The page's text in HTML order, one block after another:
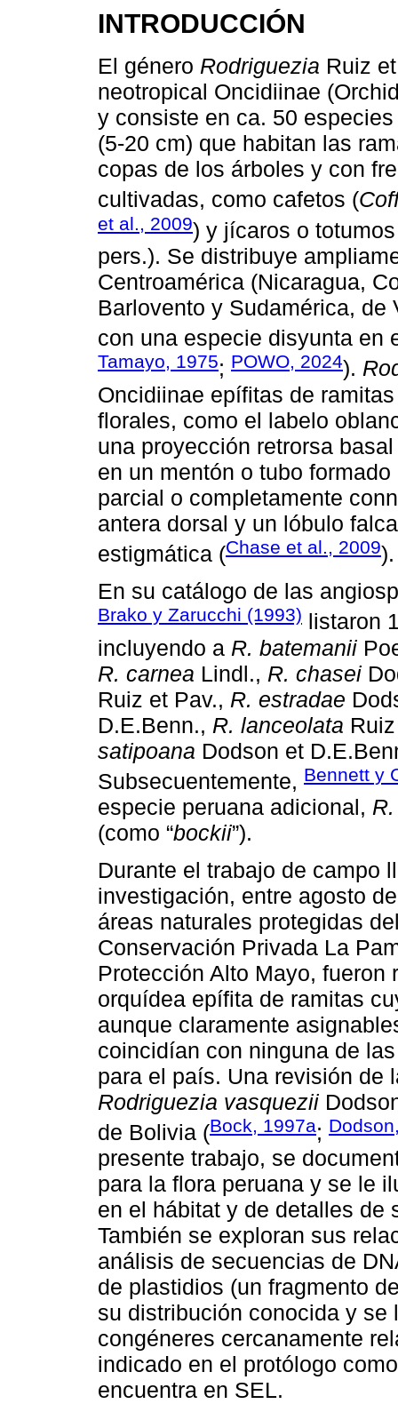
INTRODUCCIÓN
El género Rodriguezia Ruiz
neotropical Oncidiinae
y consiste en ca. 50
(5-20 cm) que habitan las
copas de los árboles y con
cultivadas, como cafetos (
et al., 2009) y jícaros o
pers.). Se distribuye
Centroamérica (Nicaragua,
Barlovento y Sudamérica, de
con una especie disyunta en
Tamayo, 1975; POWO, 2024).
Oncidiinae epífitas de
florales, como el labelo
una proyección retrorsa
en un mentón o tubo
parcial o completamente
antera dorsal y un lóbulo
estigmática (Chase et al., 2009).
En su catálogo de las
Brako y Zarucchi (1993) listaron
incluyendo a R. batemanii
R. carnea Lindl., R. chasei
Ruiz et Pav., R. estradae
D.E.Benn., R. lanceolata
satipoana Dodson et
Subsecuentemente, Bennett y
especie peruana adicional,
(como “bockii”).
Durante el trabajo de campo
investigación, entre agosto
áreas naturales protegidas
Conservación Privada La
Protección Alto Mayo,
orquídea epífita de ramitas
aunque claramente
coincidían con ninguna de
para el país. Una revisión de
Rodriguezia vasquezii
de Bolivia (Bock, 1997a;
presente trabajo, se
para la flora peruana y se le
en el hábitat y de detalles de
También se exploran sus
análisis de secuencias de
de plastidios (un fragmento
su distribución conocida y se
congéneres cercanamente
indicado en el protólogo
encuentra en SEL.